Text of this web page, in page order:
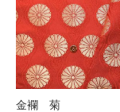
お客様相談窓口
〒600-8004
京都府京都市下京
ラテーラー
担当：オンラインシ
金襴 菊